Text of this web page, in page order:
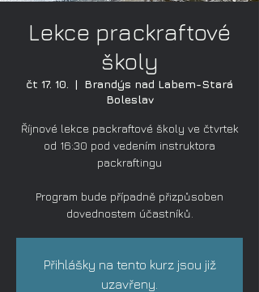
Lekce prackraftové
školy
čt 17. 10.
  |
Brandýs nad Labem-Stará
Boleslav
Říjnové lekce packraftové školy ve čtvrtek
od 16:30 pod vedením instruktora
packraftingu
Program bude případně přizpůsoben
dovednostem účastníků.
Přihlášky na tento kurz jsou již
uzavřeny.